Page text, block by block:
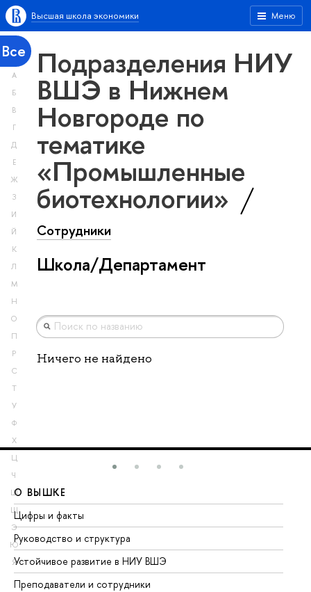
Меню
Высшая школа экономики
Все
А
Б
В
Г
Д
Е
Ж
З
И
Й
К
Л
М
Н
О
П
Р
С
Т
У
Ф
Х
Ц
Ч
Ш
Щ
Э
Ю
Я
Подразделения НИУ
ВШЭ в Нижнем
Новгороде по
тематике
«Промышленные
биотехнологии»
Сотрудники
Школа/Департамент
Ничего не найдено
О ВЫШКЕ
Цифры и факты
Руководство и структура
Устойчивое развитие в НИУ ВШЭ
Преподаватели и сотрудники